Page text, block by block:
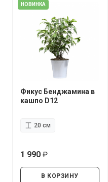
НОВИНКА
Фикус Бенджамина в
кашпо D12
20 см
1 990
В КОРЗИНУ